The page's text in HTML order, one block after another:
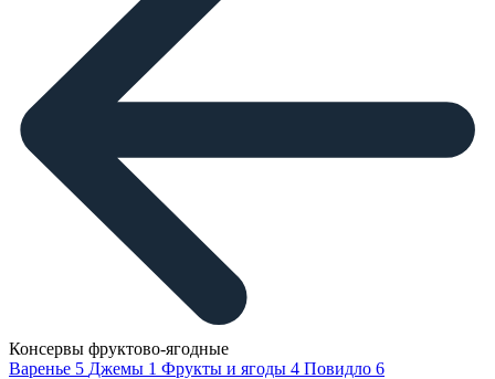
Консервы фруктово-ягодные
Варенье 5 Джемы 1 Фрукты и ягоды 4 Повидло 6